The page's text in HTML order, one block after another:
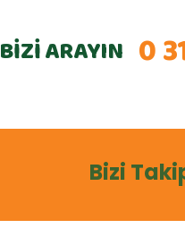
BİZİ ARAYIN 0
Bizi